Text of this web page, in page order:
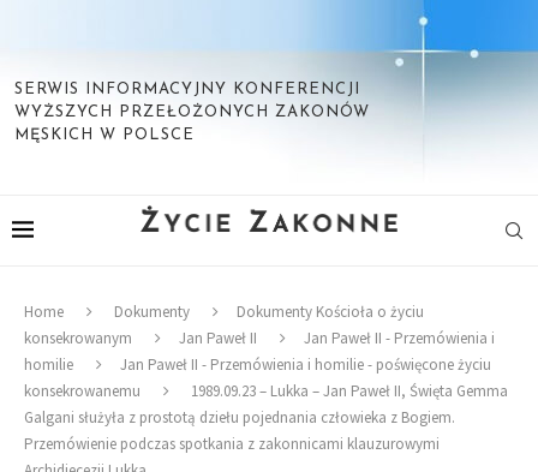
SERWIS INFORMACYJNY KONFERENCJI
WYŻSZYCH PRZEŁOŻONYCH ZAKONÓW
MĘSKICH W POLSCE
Home Dokumenty
Dokumenty Kościoła o życiu
konsekrowanym
Jan Paweł II
Jan Paweł II - Przemówienia i
homilie
Jan Paweł II - Przemówienia i homilie - poświęcone życiu
konsekrowanemu
1989.09.23 – Lukka – Jan Paweł II, Święta Gemma
Galgani służyła z prostotą dziełu pojednania człowieka z Bogiem.
Przemówienie podczas spotkania z zakonnicami klauzurowymi